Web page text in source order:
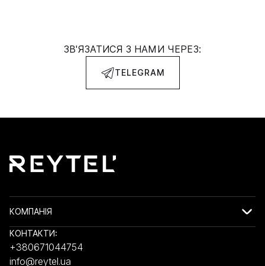
ЗВ'ЯЗАТИСЯ З НАМИ ЧЕРЕЗ:
TELEGRAM
КОМПАНІЯ
КОНТАКТИ:
+380671044754
info@reytel.ua